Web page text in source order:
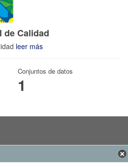
de Calidad
leer más
Conjuntos de datos
1